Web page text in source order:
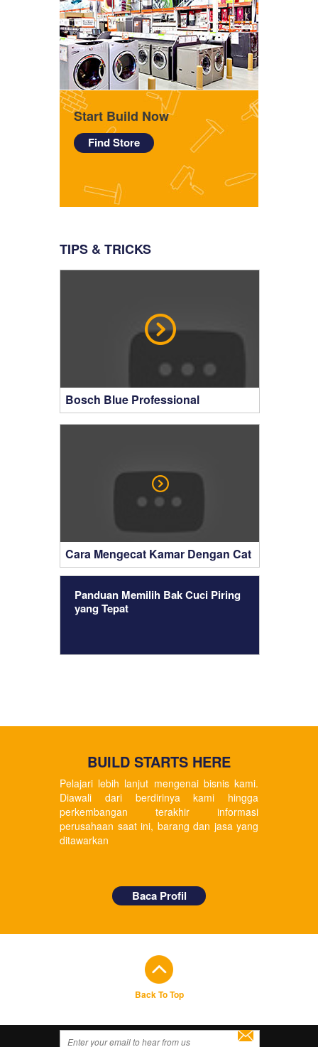
Start Build Now
Find Store
TIPS & TRICKS
Bosch Blue Professional
Cara Mengecat Kamar Dengan Cat
Dulux
Panduan Memilih Bak Cuci Piring
yang Tepat
BUILD STARTS HERE
Pelajari lebih lanjut mengenai bisnis kami.
Diawali dari berdirinya kami hingga
perkembangan terakhir informasi
perusahaan saat ini, barang dan jasa yang
ditawarkan
Baca Profil
Back To Top